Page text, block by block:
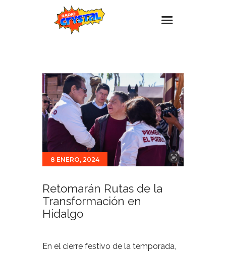
Estaciones
Eventos
Promociones
Noticias
Para ti
Contacto
8 ENERO, 2024
Retomarán Rutas de la
Transformación en
Hidalgo
En el cierre festivo de la temporada,